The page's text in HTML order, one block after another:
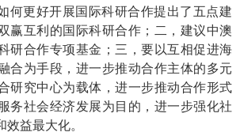
何更好开展国际科研合作提出了五点建
赢互利的国际科研合作；二，建议中澳
研合作专项基金；三，要以互相促进海
合为手段，进一步推动合作主体的多元
研究中心为载体，进一步推动合作形式
务社会经济发展为目的，进一步强化社
益最大化。